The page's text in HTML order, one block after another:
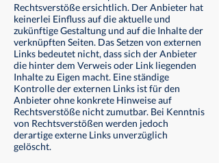
Rechtsverstöße ersichtlich. Der Anbieter hat
keinerlei Einfluss auf die aktuelle und
zukünftige Gestaltung und auf die Inhalte der
verknüpften Seiten. Das Setzen von externen
Links bedeutet nicht, dass sich der Anbieter
die hinter dem Verweis oder Link liegenden
Inhalte zu Eigen macht. Eine ständige
Kontrolle der externen Links ist für den
Anbieter ohne konkrete Hinweise auf
Rechtsverstöße nicht zumutbar. Bei Kenntnis
von Rechtsverstößen werden jedoch
derartige externe Links unverzüglich
gelöscht.